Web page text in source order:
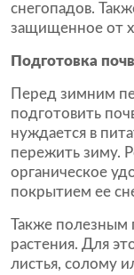
снегопадов.
защищенное от
Подготовка
Перед зимним
подготовить
нуждается в
пережить зиму.
органическое
покрытием ее
Также полезным
растения. Для
листья, солому